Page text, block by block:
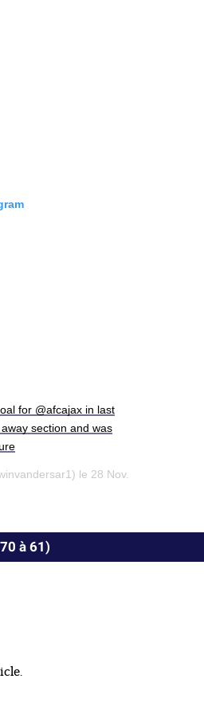
for @afcajax in last
section and was
le 28 Nov.
à 61)